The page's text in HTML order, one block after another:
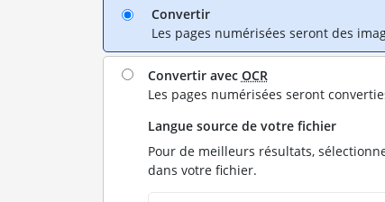
Convertir
Les pages numérisées seront des
Convertir avec OCR
Les pages numérisées seront
Langue source de votre fichier
Pour de meilleurs résultats,
dans votre fichier.